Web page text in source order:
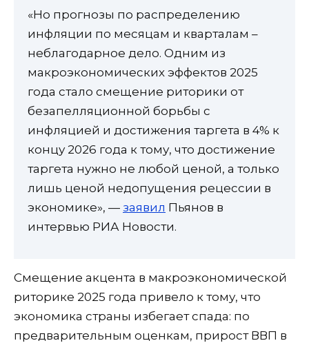
«Но прогнозы по распределению
инфляции по месяцам и кварталам –
неблагодарное дело. Одним из
макроэкономических эффектов 2025
года стало смещение риторики от
безапелляционной борьбы с
инфляцией и достижения таргета в 4% к
концу 2026 года к тому, что достижение
таргета нужно не любой ценой, а только
лишь ценой недопущения рецессии в
экономике», — заявил Пьянов в
интервью РИА Новости.
Смещение акцента в макроэкономической
риторике 2025 года привело к тому, что
экономика страны избегает спада: по
предварительным оценкам, прирост ВВП в